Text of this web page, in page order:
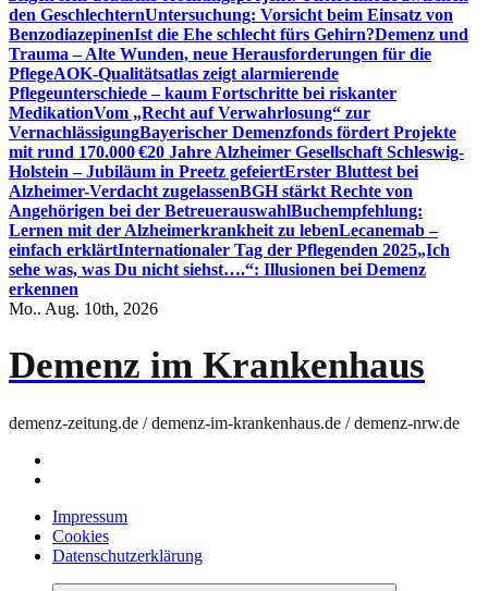
den GeschlechternUntersuchung: Vorsicht beim Einsatz von
BenzodiazepinenIst die Ehe schlecht fürs Gehirn?Demenz und
Trauma – Alte Wunden, neue Herausforderungen für die
PflegeAOK-Qualitätsatlas zeigt alarmierende
Pflegeunterschiede – kaum Fortschritte bei riskanter
MedikationVom „Recht auf Verwahrlosung“ zur
VernachlässigungBayerischer Demenzfonds fördert Projekte
mit rund 170.000 €20 Jahre Alzheimer Gesellschaft Schleswig-
Holstein – Jubiläum in Preetz gefeiertErster Bluttest bei
Alzheimer-Verdacht zugelassenBGH stärkt Rechte von
Angehörigen bei der BetreuerauswahlBuchempfehlung:
Lernen mit der Alzheimerkrankheit zu lebenLecanemab –
einfach erklärtInternationaler Tag der Pflegenden 2025„Ich
sehe was, was Du nicht siehst….“: Illusionen bei Demenz
erkennen
Mo.. Aug. 10th, 2026
Demenz im Krankenhaus
demenz-zeitung.de / demenz-im-krankenhaus.de / demenz-nrw.de
Impressum
Cookies
Datenschutzerklärung